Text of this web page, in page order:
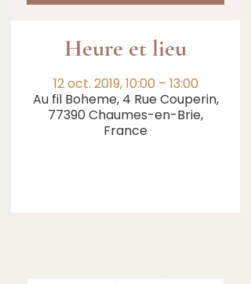
Heure et lieu
12 oct. 2019, 10:00 – 13:00
Au fil Boheme, 4 Rue Couperin,
77390 Chaumes-en-Brie,
France